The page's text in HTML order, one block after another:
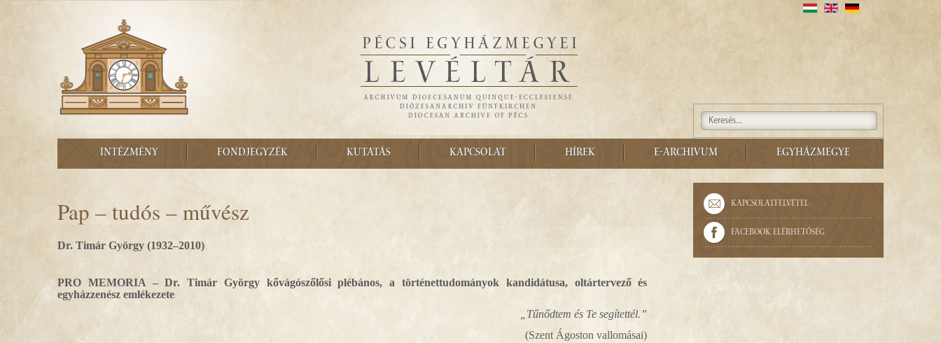
INTÉZMÉNY FONDJEGYZÉK KUTATÁS KAPCSOLAT HÍREK E-ARCHIVUM EGYHÁZMEGYE
Pap – tudós – művész
Dr. Timár György (1932–2010)
PRO MEMORIA – Dr. Timár György kővágószőlősi plébános, a történettudományok kandidátusa, oltártervező és
egyházzenész emlékezete
„Tűnődtem és Te segítettél.”
(Szent Ágoston vallomásai)
Kapcsolatfelvétel
Facebook elérhetőség